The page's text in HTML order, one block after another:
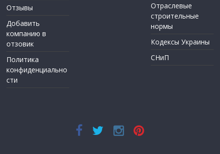
Отзывы
Добавить
компанию в
отзовик
Политика
конфиденциально
сти
Отраслевые
строительные
нормы
Кодексы Украины
СНиП